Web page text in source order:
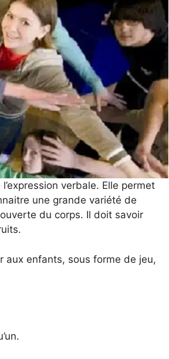
verbale. Elle permet
une grande variété de
du corps. Il doit savoir
aux enfants, sous forme de jeu,